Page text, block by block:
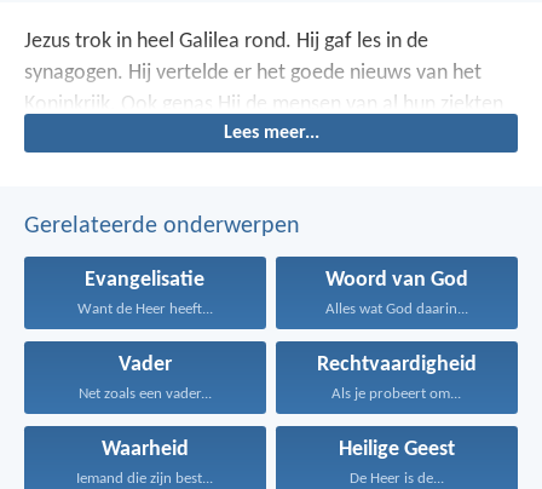
Jezus trok in heel Galilea rond. Hij gaf les in de
synagogen. Hij vertelde er het goede nieuws van het
Koninkrijk. Ook genas Hij de mensen van al hun ziekten
Lees meer...
Gerelateerde onderwerpen
Evangelisatie
Want de Heer heeft...
Woord van God
Alles wat God daarin...
Vader
Net zoals een vader...
Rechtvaardigheid
Als je probeert om...
Waarheid
Iemand die zijn best...
Heilige Geest
De Heer is de...